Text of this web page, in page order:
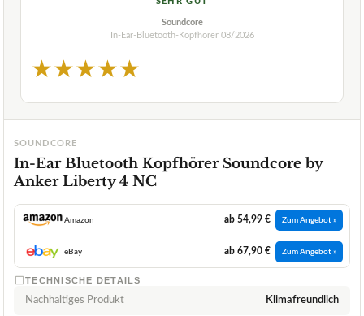
Soundcore
In-Ear-Bluetooth-Kopfhörer 08/2026
★★★★★
SOUNDCORE
In-Ear Bluetooth Kopfhörer Soundcore by
Anker Liberty 4 NC
Amazon ab 54,99 € Zum Angebot »
eBay ab 67,90 € Zum Angebot »
TECHNISCHE DETAILS
Nachhaltiges Produkt Klimafreundlich